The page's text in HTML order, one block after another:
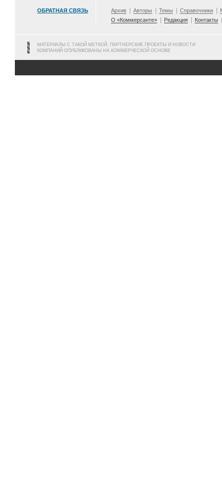
ОБРАТНАЯ СВЯЗЬ Архив Авторы Темы Справочники
О «Коммерсанте»
Редакция Контакты
МАТЕРИАЛЫ С ТАКОЙ МЕТКОЙ, ПАРТНЕРСКИЕ ПРОЕКТЫ И НОВОСТИ
КОМПАНИЙ ОПУБЛИКОВАНЫ НА КОММЕРЧЕСКОЙ ОСНОВЕ